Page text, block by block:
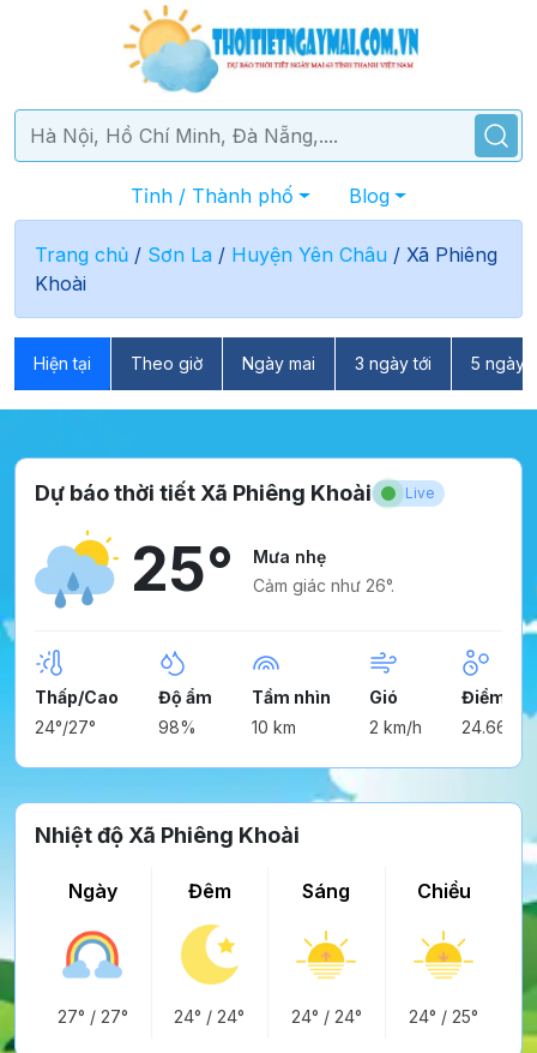
Tỉnh / Thành phố Blog
Trang chủ / Sơn La / Huyện Yên Châu / Xã Phiêng
Khoài
Hiện tại Theo giờ Ngày mai 3 ngày tới 5 ngày
Dự báo thời tiết Xã Phiêng Khoài Live
25°
Mưa nhẹ
Cảm giác như 26°.
Thấp/Cao
24°/27°
Độ ẩm
98%
Tầm nhìn
10 km
Gió
2 km/h
Điểm
24.66°
Nhiệt độ Xã Phiêng Khoài
Ngày
27° / 27°
Đêm
24° /24°
Sáng
24° / 24°
Chiều
24° /25°